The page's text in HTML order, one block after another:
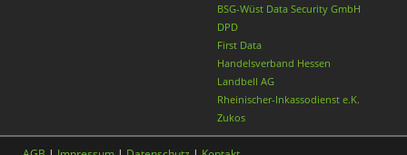
BSG-Wüst Data Security GmbH
DPD
First Data
Handelsverband Hessen
Landbell AG
Rheinischer-Inkassodienst e.K.
Zukos